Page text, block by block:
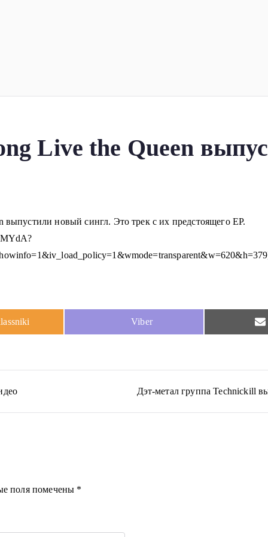
Live the Queen
новый сингл. Это трек с их предстоящего EP.
Share
Viber
Дэт-метал группа Technickill
поля помечены *